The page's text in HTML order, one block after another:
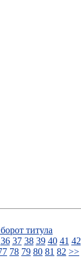
титула
36 37 38 39 40 41 42
78 79 80 81 82 >>